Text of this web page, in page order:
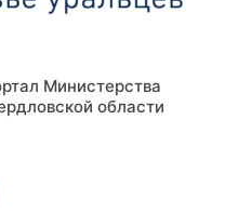
Министерства
области